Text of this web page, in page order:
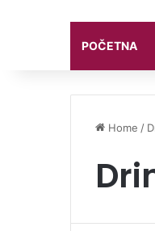
POČETNA
Home /